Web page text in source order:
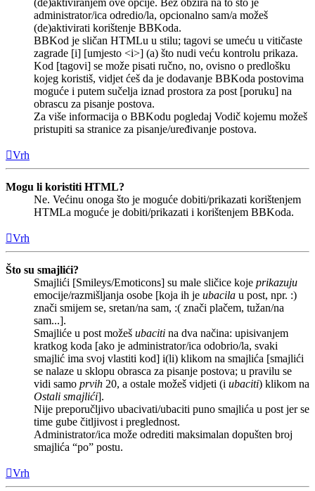
administrator/ica odredio/la, opcionalno sam/a možeš
(de)aktivirati korištenje BBKoda.
BBKod je sličan HTMLu u stilu; tagovi se umeću u vitičaste
zagrade [i] [umjesto <i>] (a) što nudi veću kontrolu prikaza.
Kod [tagovi] se može pisati ručno, no, ovisno o predlošku
kojeg koristiš, vidjet ćeš da je dodavanje BBKoda postovima
moguće i putem sučelja iznad prostora za post [poruku] na
obrascu za pisanje postova.
Za više informacija o BBKodu pogledaj Vodič kojemu možeš
pristupiti sa stranice za pisanje/uređivanje postova.
Vrh
Mogu li koristiti HTML?
Ne. Većinu onoga što je moguće dobiti/prikazati korištenjem
HTMLa moguće je dobiti/prikazati i korištenjem BBKoda.
Vrh
Što su smajlići?
Smajlići [Smileys/Emoticons] su male sličice koje prikazuju
emocije/razmišljanja osobe [koja ih je ubacila u post, npr. :)
znači smijem se, sretan/na sam, :( znači plačem, tužan/na
sam...].
Smajliće u post možeš ubaciti na dva načina: upisivanjem
kratkog koda [ako je administrator/ica odobrio/la, svaki
smajlić ima svoj vlastiti kod] i(li) klikom na smajlića [smajlići
se nalaze u sklopu obrasca za pisanje postova; u pravilu se
vidi samo prvih 20, a ostale možeš vidjeti (i ubaciti) klikom na
Ostali smajlići].
Nije preporučljivo ubacivati/ubaciti puno smajlića u post jer se
time gube čitljivost i preglednost.
Administrator/ica može odrediti maksimalan dopušten broj
smajlića “po” postu.
Vrh